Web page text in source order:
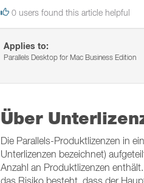
0 users found this article helpful
Applies to:
Parallels Desktop for Mac Business Edition
Über
Die Parallels-Produktlizenzen in
Unterlizenzen bezeichnet)
Anzahl an Produktlizenzen
das Risiko besteht, dass der